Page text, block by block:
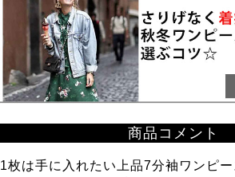
商品コメント
1枚は手に入れたい上品7分袖ワンピー